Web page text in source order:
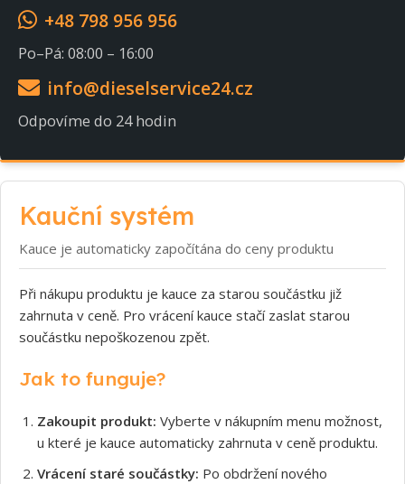
+48 798 956 956
Po–Pá: 08:00 – 16:00
info@dieselservice24.cz
Odpovíme do 24 hodin
Kauční systém
Kauce je automaticky započítána do ceny produktu
Při nákupu produktu je kauce za starou součástku již
zahrnuta v ceně. Pro vrácení kauce stačí zaslat starou
součástku nepoškozenou zpět.
Jak to funguje?
Zakoupit produkt: Vyberte v nákupním menu možnost,
u které je kauce automaticky zahrnuta v ceně produktu.
Vrácení staré součástky: Po obdržení nového